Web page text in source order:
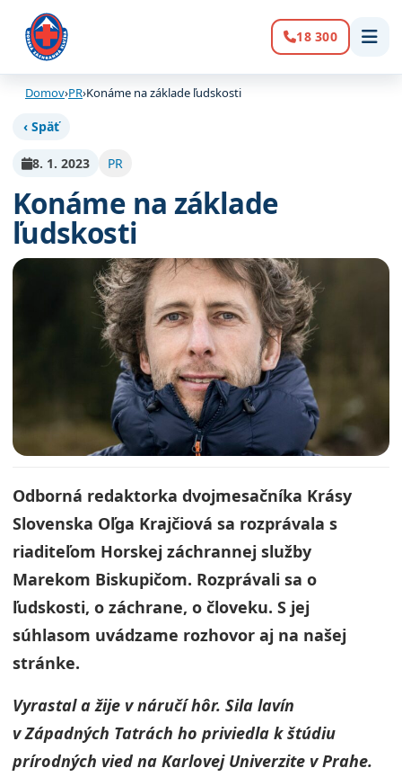
Volanie:
18 300
Domov›PR›Konáme na základe ľudskosti
‹ Späť
8. 1. 2023 PR
Konáme na základe
ľudskosti
Odborná redaktorka dvojmesačníka Krásy
Slovenska Oľga Krajčiová sa rozprávala s
riaditeľom Horskej záchrannej služby
Marekom Biskupičom. Rozprávali sa o
ľudskosti, o záchrane, o človeku. S jej
súhlasom uvádzame rozhovor aj na našej
stránke.
Vyrastal a žije v náručí hôr. Sila lavín
v Západných Tatrách ho priviedla k štúdiu
prírodných vied na Karlovej Univerzite v Prahe.